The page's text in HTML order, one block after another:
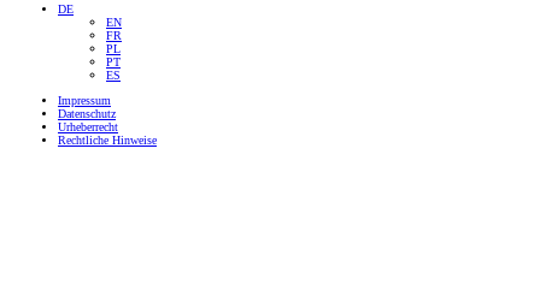
DE
EN
FR
PL
PT
ES
Impressum
Datenschutz
Urheberrecht
Rechtliche Hinweise